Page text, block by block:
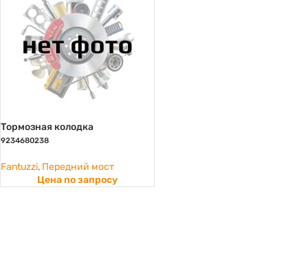
Тормозная колодка
9234680238
Fantuzzi, Передний мост
Цена по запросу